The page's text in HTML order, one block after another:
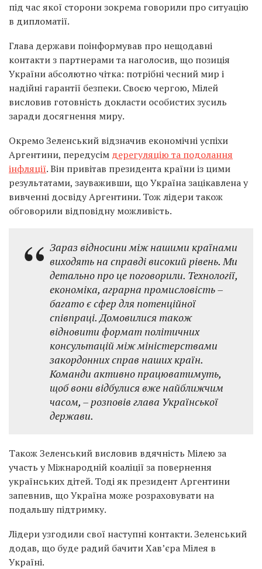
під час якої сторони зокрема говорили про ситуацію
в дипломатії.
Глава держави поінформував про нещодавні
контакти з партнерами та наголосив, що позиція
України абсолютно чітка: потрібні чесний мир і
надійні гарантії безпеки. Своєю чергою, Мілей
висловив готовність докласти особистих зусиль
заради досягнення миру.
Окремо Зеленський відзначив економічні успіхи
Аргентини, передусім дерегуляцію та подолання
інфляції. Він привітав президента країни із цими
результатами, зауваживши, що Україна зацікавлена у
вивченні досвіду Аргентини. Тож лідери також
обговорили відповідну можливість.
Зараз відносини між нашими країнами
виходять на справді високий рівень. Ми
детально про це поговорили. Технології,
економіка, аграрна промисловість –
багато є сфер для потенційної
співпраці. Домовилися також
відновити формат політичних
консультацій між міністерствами
закордонних справ наших країн.
Команди активно працюватимуть,
щоб вони відбулися вже найближчим
часом, – розповів глава Української
держави.
Також Зеленський висловив вдячність Мілею за
участь у Міжнародній коаліції за повернення
українських дітей. Тоді як президент Аргентини
запевнив, що Україна може розраховувати на
подальшу підтримку.
Лідери узгодили свої наступні контакти. Зеленський
додав, що буде радий бачити Хав’єра Мілея в
Україні.